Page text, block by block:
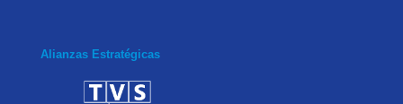
Alianzas Estratégicas